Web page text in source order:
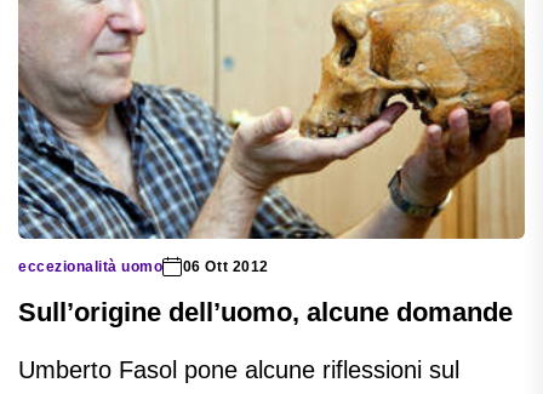
eccezionalità uomo 06 Ott 2012
Sull’origine dell’uomo, alcune domande
Umberto Fasol pone alcune riflessioni sul